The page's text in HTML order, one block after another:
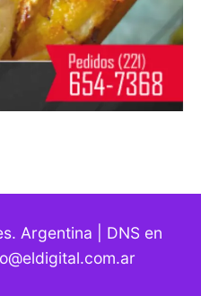
Argentina | DNS en